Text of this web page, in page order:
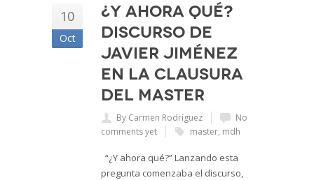
10
Oct
¿Y ahora qué?
Discurso de
Javier Jiménez
en la clausura
del Master
By Carmen Rodríguez
No
comments yet
master, mdh
“¿Y ahora qué?” Lanzando esta
pregunta comenzaba el discurso,